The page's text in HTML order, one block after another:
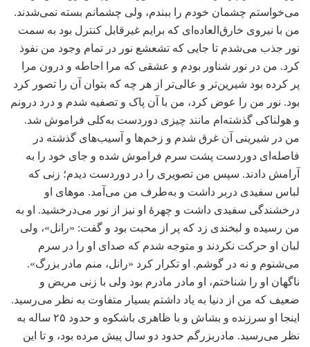
می‌خواستم چشمان خودم را ببندم، ولی چشمانم بسته نمی‌شدند.
من با نیروی خارق‌العاده‌ای که برایم غیرقابل کنترل بود به سمت
نور جذب می‌شدم تا جایی که تشعشع نور در تمام وجود من نفوذ
کرد. من در نور شناور بودم و عشقی که مرا احاطه و درون مرا
پر کرده بود شیرین‌تر و عالی‌تر از هر چه که بتوان آن را تصور کرد
بود. نور من را عوض کرد، من با آن پاک و تصفیه شدم و درد درونم
و هولناکی گذشته‌ام مانند چیزی دوردست به‌کلی فراموش شد.
من در شیرینی آن غرق شدم و زخم‌ها و آسیب‌های گذشته در
فاصله‌ای دوردست پشت سرم فراموش شده و جای خود را به
آرامش دادند. سپس من تصویری را در دوردست دیدم؛ زنی که
لباس سفیدی دربر داشت و به‌طرف من می‌آمد. موهای او
درخشندگی سفیدی داشت و چهرۀ او نیز از نور می‌درخشید. او به
من رسیده و لبخندی زد که پر از محبت بود و گفت: «رانل»، ولی
لبان او حرکت نکردند و متوجه شدم که صدای او را در سرم
می‌شنوم و نه در گوشم. او تکرار کرد «رانل، منم مادر بزرگ».
ناگهان او را شناختم، او مادر مادرم بود ولی با زنی مریض و
ضعیف که من از دنیا به یاد داشتم بسیار متفاوت به نظر می‌رسید.
اینجا او سرزنده و بشاش و با ظاهری باشکوه و حدود ۲۵ ساله به
نظر می‌رسید. مادربزرگم حدود دو سال پیش مرده بود، و تا این